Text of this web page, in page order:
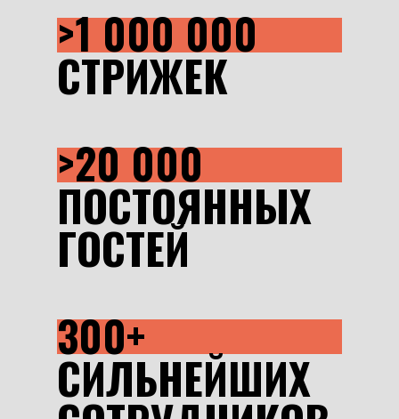
>1 000 000
СТРИЖЕК
>20 000
ПОСТОЯННЫХ
ГОСТЕЙ
300+
СИЛЬНЕЙШИХ